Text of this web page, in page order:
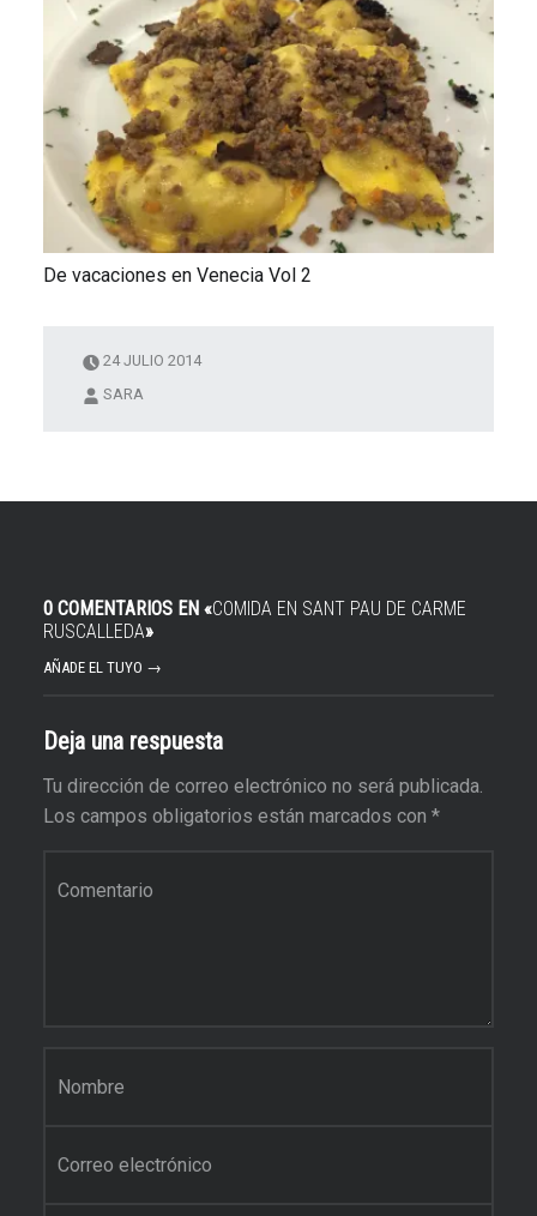
De vacaciones en Venecia Vol 2
24 JULIO 2014
SARA
0 COMENTARIOS EN «COMIDA EN SANT PAU DE CARME
RUSCALLEDA»
AÑADE EL TUYO →
Deja una respuesta
Tu dirección de correo electrónico no será publicada.
Los campos obligatorios están marcados con *